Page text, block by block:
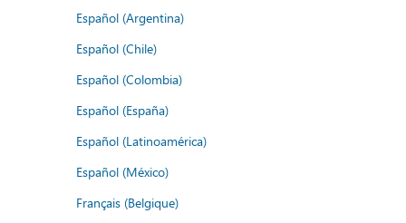
Español (Argentina)
Español (Chile)
Español (Colombia)
Español (España)
Español (Latinoamérica)
Español (México)
Français (Belgique)